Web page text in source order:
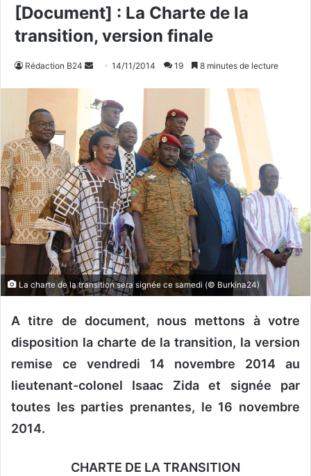
[Document] : La Charte de la
transition, version finale
Rédaction B24
v
y
e
r
u
n
c
o
u
r
r
i
14/11/2014 19 8 minutes de lecture
La charte de la transition sera signée ce samedi (© Burkina24)
A titre de document, nous mettons à votre
disposition la charte de la transition, la version
remise ce vendredi 14 novembre 2014 au
lieutenant-colonel Isaac Zida et signée par
toutes les parties prenantes, le 16 novembre
2014.
CHARTE DE LA TRANSITION